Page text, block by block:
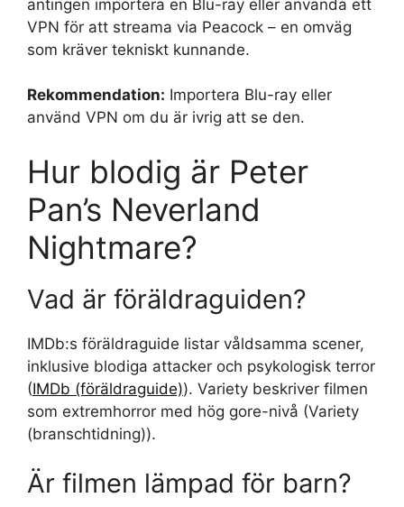
antingen importera en Blu-ray eller använda ett
VPN för att streama via Peacock – en omväg
som kräver tekniskt kunnande.
Rekommendation: Importera Blu-ray eller
använd VPN om du är ivrig att se den.
Hur blodig är Peter
Pan’s Neverland
Nightmare?
Vad är föräldraguiden?
IMDb:s föräldraguide listar våldsamma scener,
inklusive blodiga attacker och psykologisk terror
(IMDb (föräldraguide)). Variety beskriver filmen
som extremhorror med hög gore-nivå (Variety
(branschtidning)).
Är filmen lämpad för barn?